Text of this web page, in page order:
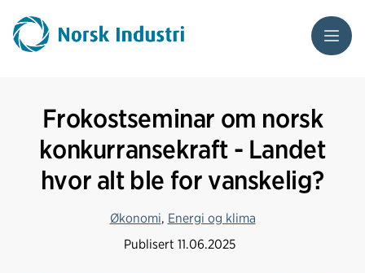
Meny
Frokostseminar om norsk
konkurransekraft - Landet
hvor alt ble for vanskelig?
Økonomi, Energi og klima
Publisert 11.06.2025